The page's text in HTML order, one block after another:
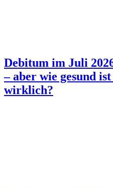
Debitum im Juli
– aber wie gesund
wirklich?